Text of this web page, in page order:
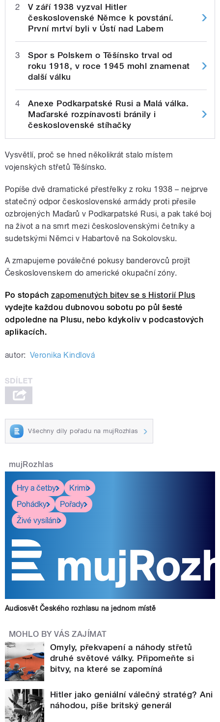
2
V září 1938 vyzval Hitler
československé Němce k povstání.
První mrtví byli v Ústí nad Labem
3
Spor s Polskem o Těšínsko trval od
roku 1918, v roce 1945 mohl znamenat
další válku
4
Anexe Podkarpatské Rusi a Malá válka.
Maďarské rozpínavosti bránily i
československé stíhačky
Vysvětlí, proč se hned několikrát stalo místem
vojenských střetů Těšínsko.
Popíše dvě dramatické přestřelky z roku 1938 – nejprve
statečný odpor československé armády proti přesile
ozbrojených Maďarů v Podkarpatské Rusi, a pak také boj
na život a na smrt mezi československými četníky a
sudetskými Němci v Habartově na Sokolovsku.
A zmapujeme poválečné pokusy banderovců projít
Československem do americké okupační zóny.
Po stopáchzapomenutých bitev se s Historií Plus
vydejte každou dubnovou sobotu po půl šesté
odpoledne na Plusu, nebo kdykoliv v podcastových
aplikacích.
autor: Veronika Kindlová
Všechny díly pořadu na mujRozhlas
mujRozhlas
Hry a četby
Krimi
Pohádky
Pořady
Živé vysílání
Audiosvět Českého rozhlasu na jednom místě
MOHLO BY VÁS ZAJÍMAT
Omyly, překvapení a náhody střetů
druhé světové války. Připomeňte si
bitvy, na které se zapomíná
Hitler jako geniální válečný stratég? Ani
náhodou, píše britský generál